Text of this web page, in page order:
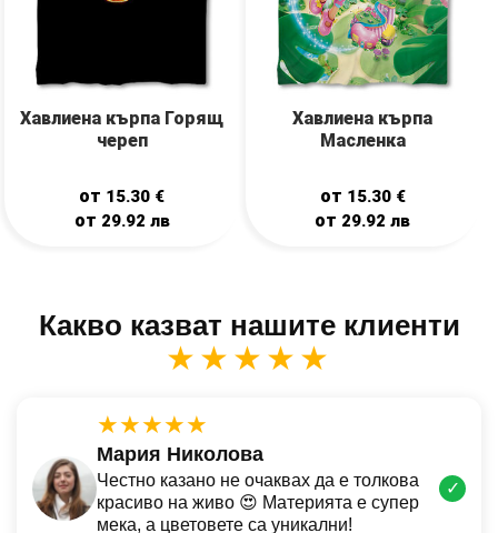
Хавлиена кърпа Горящ
череп
от 15.30 €
от 29.92 лв
Хавлиена кърпа
Масленка
от 15.30 €
от 29.92лв
Какво казват нашите клиенти
★★★★★
★★★★★
Мария Николова
Честно казано не очаквах да е толкова
красиво на живо 😍 Материята е супер
мека, а цветовете са уникални!
✓